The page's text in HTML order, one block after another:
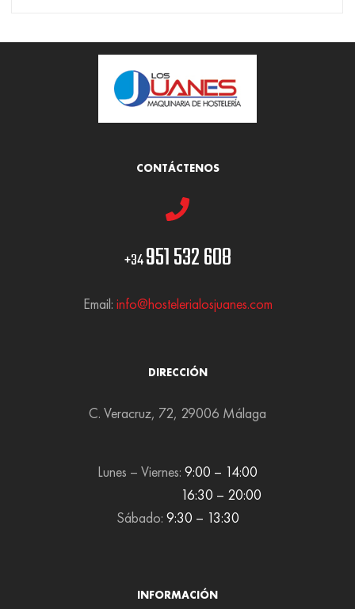
CONTÁCTENOS
+34951 532 608
Email: info@hostelerialosjuanes.com
DIRECCIÓN
C. Veracruz, 72, 29006 Málaga
Lunes – Viernes: 9:00 – 14:00
16:30 – 20:00
Sábado: 9:30 – 13:30
INFORMACIÓN